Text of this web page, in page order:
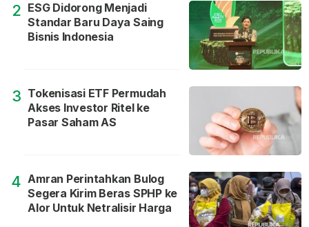
2 ESG Didorong Menjadi
Standar Baru Daya Saing
Bisnis Indonesia
3 Tokenisasi ETF Permudah
Akses Investor Ritel ke
Pasar Saham AS
4 Amran Perintahkan Bulog
Segera Kirim Beras SPHP ke
Alor Untuk Netralisir Harga